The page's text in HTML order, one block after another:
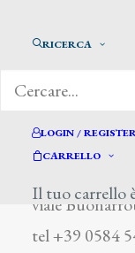
RICERCA
LOGIN /
CARRELLO
Il tuo carrello
viale
tel +39 0584